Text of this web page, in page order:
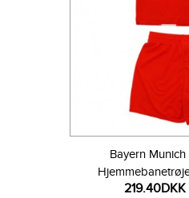
Bayern
Kortærmet (+
219.40DKK